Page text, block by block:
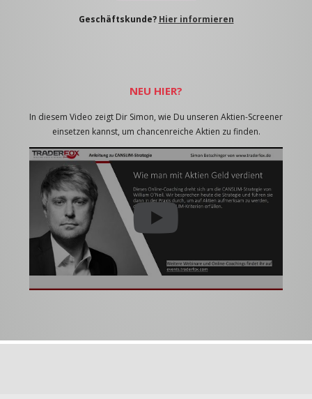
Geschäftskunde? Hier informieren
NEU HIER?
In diesem Video zeigt Dir Simon, wie Du unseren Aktien-Screener
einsetzen kannst, um chancenreiche Aktien zu finden.